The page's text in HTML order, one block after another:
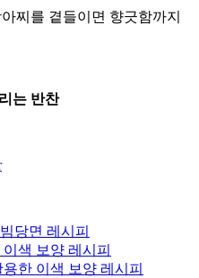
찌를 곁들이면 향긋함까지
는 반찬
당면 레시피
색 보양 레시피
한 이색 보양 레시피